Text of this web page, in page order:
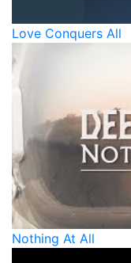
Love Conquers All
Nothing At All